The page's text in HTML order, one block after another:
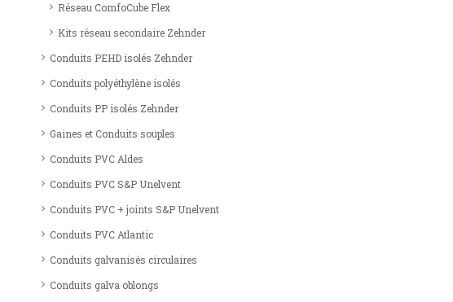
Réseau ComfoCube Flex
Kits réseau secondaire Zehnder
Conduits PEHD isolés Zehnder
Conduits polyéthylène isolés
Conduits PP isolés Zehnder
Gaines et Conduits souples
Conduits PVC Aldes
Conduits PVC S&P Unelvent
Conduits PVC + joints S&P Unelvent
Conduits PVC Atlantic
Conduits galvanisés circulaires
Conduits galva oblongs